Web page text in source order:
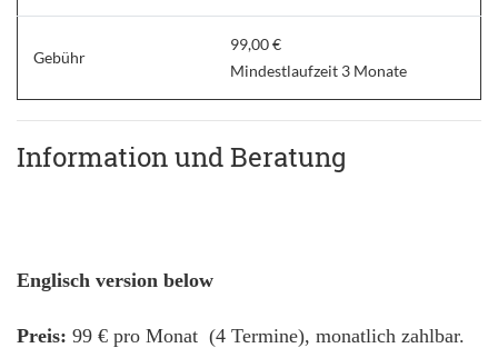
Gebühr
99,00 €
Mindestlaufzeit 3 Monate
Information und Beratung
Englisch version below
Preis: 99 € pro Monat (4 Termine), monatlich zahlbar.